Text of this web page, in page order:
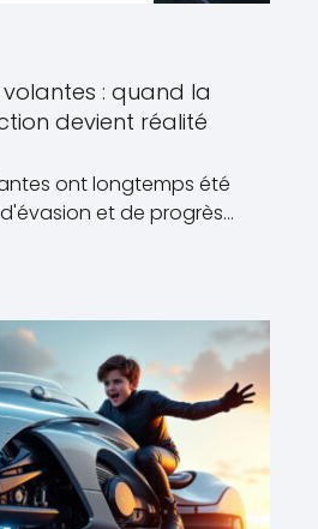
: quand la
devient réalité
ont longtemps été
et de progrès…